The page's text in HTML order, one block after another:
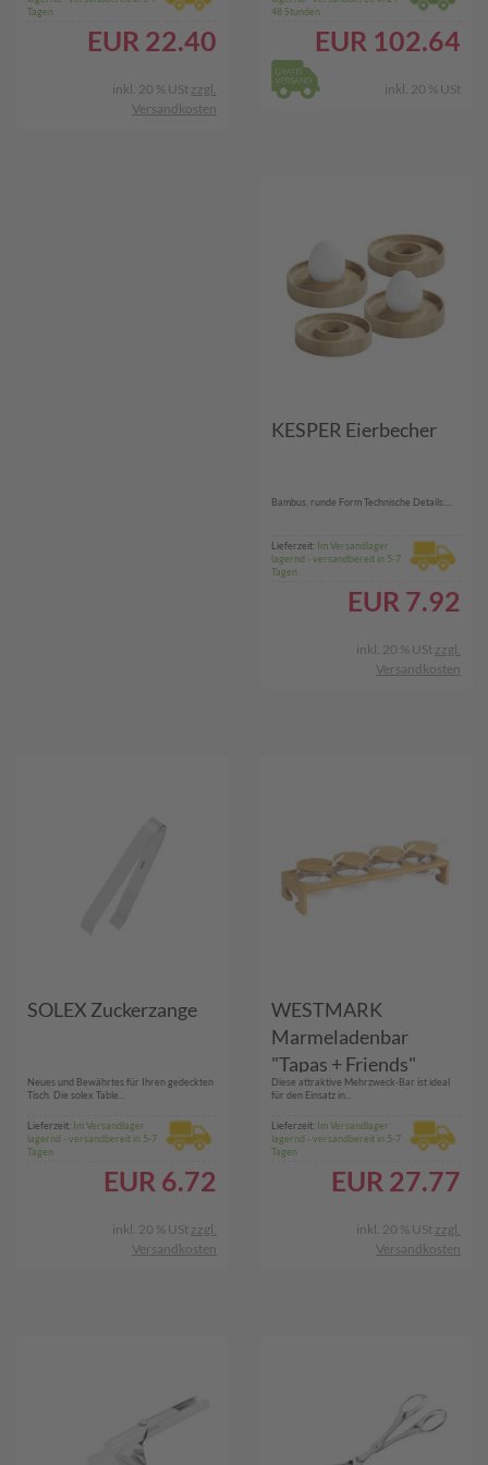
Tagen
EUR 22.40
inkl. 20 % USt zzgl.
Versandkosten
48 Stunden
EUR 102.64
inkl. 20 % USt
KESPER Eierbecher
Bambus, runde Form Technische Details:...
Lieferzeit: Im Versandlager
lagernd - versandbereit in 5-7
Tagen
EUR 7.92
inkl. 20 % USt zzgl.
Versandkosten
SOLEX Zuckerzange
Neues und Bewährtes für Ihren gedeckten
Tisch. Die solex Table...
Lieferzeit: Im Versandlager
lagernd - versandbereit in 5-7
Tagen
EUR 6.72
inkl. 20 % USt zzgl.
Versandkosten
WESTMARK
Marmeladenbar
"Tapas + Friends"
Diese attraktive Mehrzweck-Bar ist ideal
für den Einsatz in...
Lieferzeit: Im Versandlager
lagernd - versandbereit in 5-7
Tagen
EUR 27.77
inkl. 20 % USt zzgl.
Versandkosten